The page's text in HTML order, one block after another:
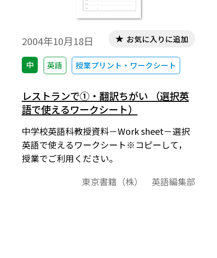
2004年10月18日
中 英語 授業プリント・ワークシート
お気に入りに追加
レストランで①・翻訳ちがい （選択英
語で使えるワークシート）
中学校英語科教授資料－Work sheet－選択
英語で使えるワークシート※コピーして，
授業でご利用ください。
東京書籍（株） 英語編集部